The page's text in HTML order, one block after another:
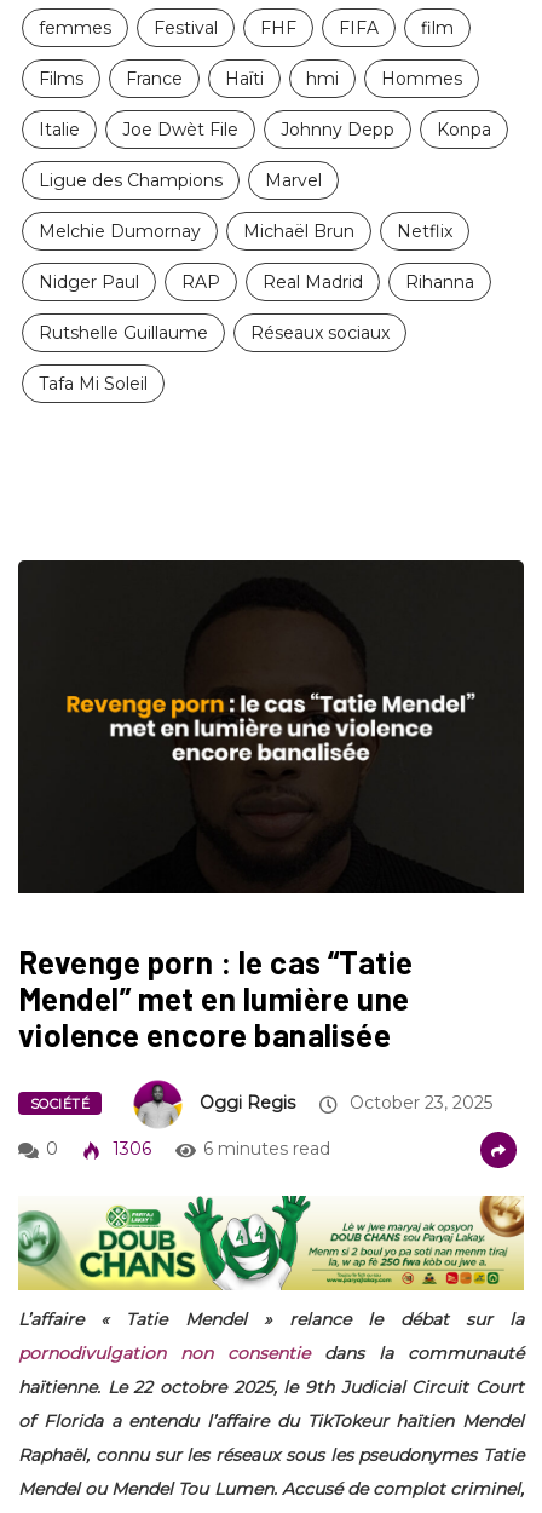
femmes Festival FHF FIFA film
Films France Haïti hmi Hommes
Italie Joe Dwèt File Johnny Depp Konpa
Ligue des Champions Marvel
Melchie Dumornay Michaël Brun Netflix
Nidger Paul RAP Real Madrid Rihanna
Rutshelle Guillaume Réseaux sociaux
Tafa Mi Soleil
Revenge porn : le cas “Tatie
Mendel” met en lumière une
violence encore banalisée
SOCIÉTÉ Oggi Regis October 23, 2025
0 1306 6 minutes read
L’affaire « Tatie Mendel » relance le débat sur la
pornodivulgation non consentiedans la communauté
haïtienne. Le 22 octobre 2025, le 9th Judicial Circuit Court
of Florida a entendu l’affaire du TikTokeur haïtien Mendel
Raphaël, connu sur les réseaux sous les pseudonymes Tatie
Mendel ou Mendel Tou Lumen. Accusé de complot criminel,